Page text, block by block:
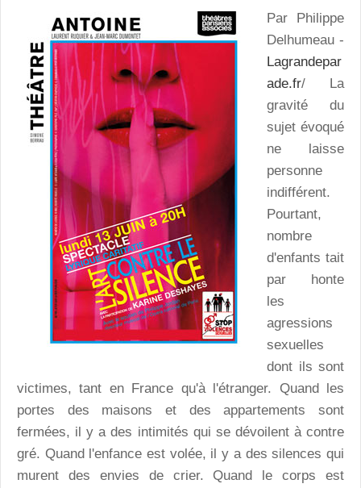
Par Philippe
Delhumeau -
Lagrandepar
ade.fr/ La
gravité du
sujet évoqué
ne laisse
personne
indifférent.
Pourtant,
nombre
d'enfants tait
par honte
les
agressions
sexuelles
dont ils sont
victimes, tant en France qu'à l'étranger. Quand les
portes des maisons et des appartements sont
fermées, il y a des intimités qui se dévoilent à contre
gré. Quand l'enfance est volée, il y a des silences qui
murent des envies de crier. Quand le corps est